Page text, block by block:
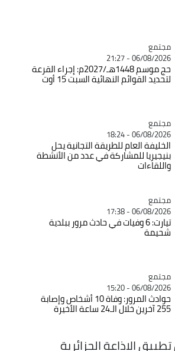
Catégorie
مجتمع
06/08/2026 - 21:27
حج موسم 1448هـ/2027م: إجراء القرعة
لتحديد القوائم النهائية السبت 15 أوت
Catégorie
مجتمع
06/08/2026 - 18:24
الخليفة العام للطريقة التجانية يحل
بنيجيريا للمشاركة في عدد من الأنشطة
واللقاءات
Catégorie
مجتمع
06/08/2026 - 17:38
تيارت: 6 وفيات في حادث مرور ببلدية
شحيمة
Catégorie
مجتمع
06/08/2026 - 15:20
حوادث المرور: وفاة 10 أشخاص وإصابة
255 آخرين خلال الـ24 ساعة الأخيرة
الاذاعة الجزائرية